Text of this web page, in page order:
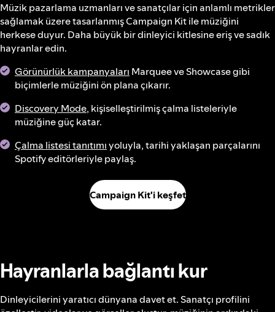
Müzik pazarlama uzmanları ve sanatçılar için anlamlı metrikler
sağlamak üzere tasarlanmış Campaign Kit ile müziğini
herkese duyur. Daha büyük bir dinleyici kitlesine eriş ve sadık
hayranlar edin.
Görünürlük kampanyaları Marquee ve Showcase gibi
biçimlerle müziğini ön plana çıkarır.
Discovery Mode, kişiselleştirilmiş çalma listeleriyle
müziğine güç katar.
Çalma listesi tanıtımıyoluyla, tarihi yaklaşan parçalarını
Spotify editörleriyle paylaş.
Campaign Kit'i keşfet
Hayranlarla bağlantı kur
Dinleyicilerini yaratıcı dünyana davet et. Sanatçı profilini